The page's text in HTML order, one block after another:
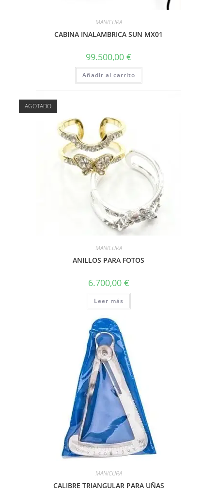
MANICURA
CABINA INALAMBRICA SUN MX01
99.500,00 €
Añadir al carrito
AGOTADO
MANICURA
ANILLOS PARA FOTOS
6.700,00 €
Leer más
MANICURA
CALIBRE TRIANGULAR PARA UÑAS